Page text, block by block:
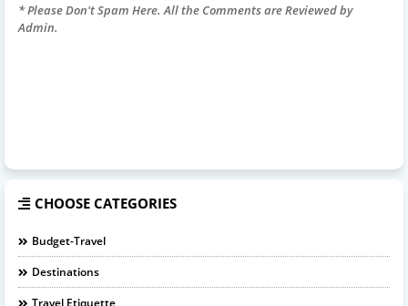
* Please Don't Spam Here. All the Comments are Reviewed by
Admin.
CHOOSE CATEGORIES
Budget-Travel
Destinations
Travel Etiquette